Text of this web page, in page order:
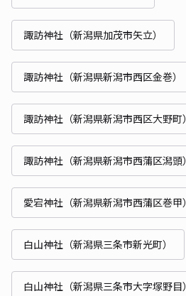
諏訪神社（新潟県加茂市矢立）
諏訪神社（新潟県新潟市西区金巻）
諏訪神社（新潟県新潟市西区大野町）
諏訪神社（新潟県新潟市西蒲区潟頭）
愛宕神社（新潟県新潟市西蒲区巻甲）
白山神社（新潟県三条市新光町）
白山神社（新潟県三条市大字塚野目）